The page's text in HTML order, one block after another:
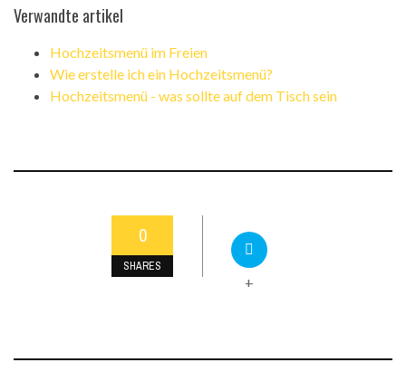
Verwandte artikel
Hochzeitsmenü im Freien
Wie erstelle ich ein Hochzeitsmenü?
Hochzeitsmenü - was sollte auf dem Tisch sein
0
SHARES
+